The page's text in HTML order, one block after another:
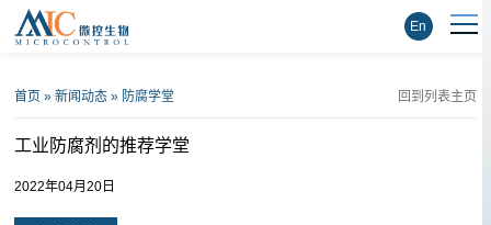
En
首页 »新闻动态 » 防腐学堂 回到列表主页
工业防腐剂的推荐学堂
2022年04月20日